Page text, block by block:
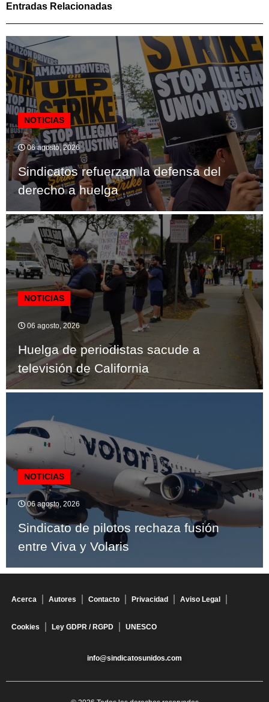
Entradas Relacionadas
NOTICIAS
06 agosto, 2026
Sindicatos refuerzan la defensa del
derecho a huelga
NOTICIAS
06 agosto, 2026
Huelga de periodistas sacude a
televisión de California
NOTICIAS
06 agosto, 2026
Sindicato de pilotos rechaza fusión
entre Viva y Volaris
Acerca Autores Contacto Privacidad Aviso Legal
Cookies Ley GDPR / RGPD UNESCO
info@sindicatosunidos.com